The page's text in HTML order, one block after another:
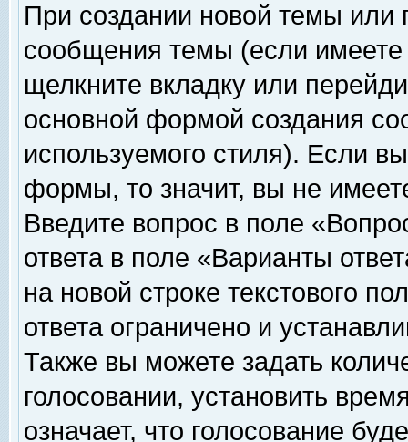
При создании новой темы или
сообщения темы (если
щелкните вкладку или
основной формой создания
используемого стиля). Если
формы, то значит, вы не
Введите вопрос в поле
ответа в поле «Варианты
на новой строке текстового
ответа ограничено и
Также вы можете задать
голосовании, установить
означает, что голосование